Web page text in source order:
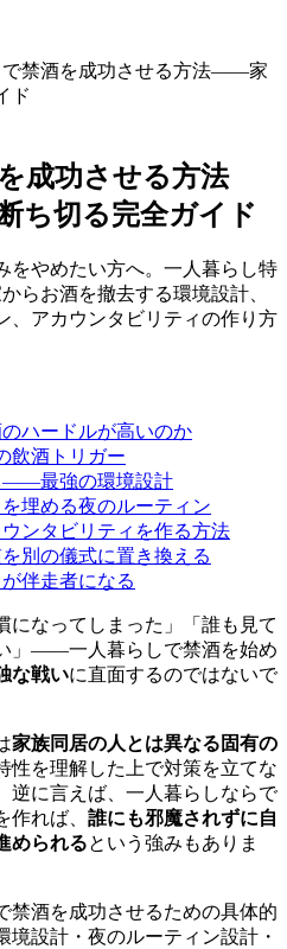
で禁酒を成功させる方法——家
ド
成功させる方法
ち切る完全ガイド
をやめたい方へ。一人暮らし特
らお酒を撤去する環境設計、
、アカウンタビリティの作り方
ハードルが高いのか
飲酒トリガー
——最強の環境設計
埋める夜のルーティン
ンタビリティを作る方法
別の儀式に置き換える
伴走者になる
になってしまった」「誰も見て
」——一人暮らしで禁酒を始め
な戦いに直面するのではないで
家族同居の人とは異なる固有の
性を理解した上で対策を立てな
逆に言えば、一人暮らしならで
れば、 誰にも邪魔されずに自
められるという強みもありま
禁酒を成功させるための具体的
境設計・夜のルーティン設計・